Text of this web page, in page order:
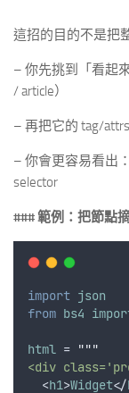
這招的目的不是把
– 你先挑到「看起
/ article）
– 再把它的 tag/
– 你會更容易看出
selector
### 範例：把節點
import json
from bs4
html = """
<div
  <
h1>Widget</